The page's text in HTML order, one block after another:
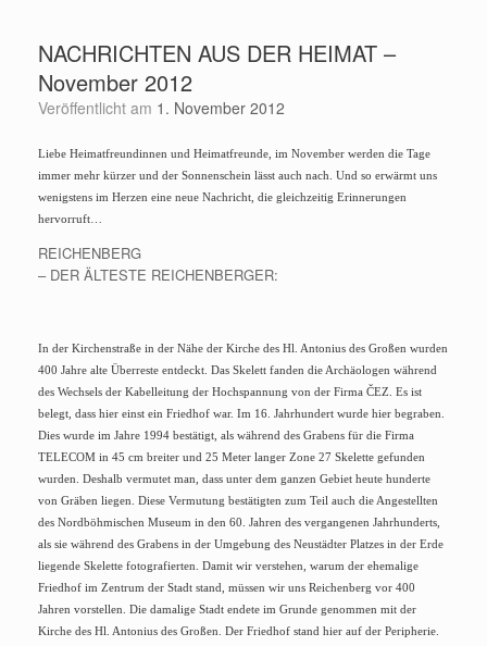
springenNACHRICHTEN AUS DER HEIMAT –
November 2012
Veröffentlicht am 1. November 2012
Liebe Heimatfreundinnen und Heimatfreunde, im November werden die Tage
immer mehr kürzer und der Sonnenschein lässt auch nach. Und so erwärmt uns
wenigstens im Herzen eine neue Nachricht, die gleichzeitig Erinnerungen
hervorruft…
REICHENBERG
– DER ÄLTESTE REICHENBERGER:
In der Kirchenstraße in der Nähe der Kirche des Hl. Antonius des Großen wurden
400 Jahre alte Überreste entdeckt. Das Skelett fanden die Archäologen während
des Wechsels der Kabelleitung der Hochspannung von der Firma ČEZ. Es ist
belegt, dass hier einst ein Friedhof war. Im 16. Jahrhundert wurde hier begraben.
Dies wurde im Jahre 1994 bestätigt, als während des Grabens für die Firma
TELECOM in 45 cm breiter und 25 Meter langer Zone 27 Skelette gefunden
wurden. Deshalb vermutet man, dass unter dem ganzen Gebiet heute hunderte
von Gräben liegen. Diese Vermutung bestätigten zum Teil auch die Angestellten
des Nordböhmischen Museum in den 60. Jahren des vergangenen Jahrhunderts,
als sie während des Grabens in der Umgebung des Neustädter Platzes in der Erde
liegende Skelette fotografierten. Damit wir verstehen, warum der ehemalige
Friedhof im Zentrum der Stadt stand, müssen wir uns Reichenberg vor 400
Jahren vorstellen. Die damalige Stadt endete im Grunde genommen mit der
Kirche des Hl. Antonius des Großen. Der Friedhof stand hier auf der Peripherie.